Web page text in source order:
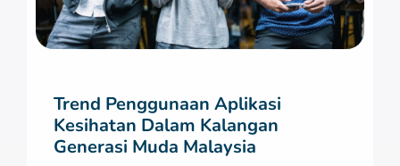
Trend Penggunaan Aplikasi
Kesihatan Dalam Kalangan
Generasi Muda Malaysia